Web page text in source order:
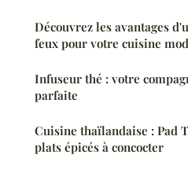
Découvrez les avantages
feux pour votre cuisine
Infuseur thé : votre
parfaite
Cuisine thaïlandaise : Pad
plats épicés à concocter